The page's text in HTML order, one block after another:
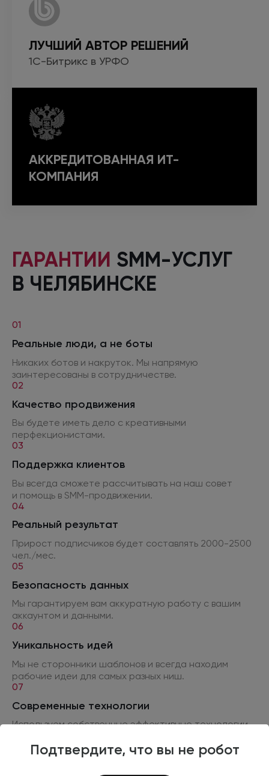
Подтвердите, что вы не робот
ЛУЧШИЙ АВТОР РЕШЕНИЙ
1С-Битрикс в УРФО
АККРЕДИТОВАННАЯ ИТ-
КОМПАНИЯ
ГАРАНТИИ SMM-УСЛУГ
В ЧЕЛЯБИНСКЕ
01
Реальные люди, а не боты
Никаких ботов и накруток. Мы напрямую
заинтересованы в сотрудничестве.
02
Качество продвижения
Вы будете иметь дело с креативными
перфекционистами.
03
Поддержка клиентов
Вы всегда сможете рассчитывать на наш совет
и помощь в SMM-продвижении.
04
Реальный результат
Прирост подписчиков будет составлять 2000-2500
чел./мес.
05
Безопасность данных
Мы гарантируем вам аккуратную работу с вашим
аккаунтом и данными.
06
Уникальность идей
Мы не сторонники шаблонов и всегда находим
рабочие идеи для самых разных ниш.
07
Современные технологии
Используем собственные эффективные технологии